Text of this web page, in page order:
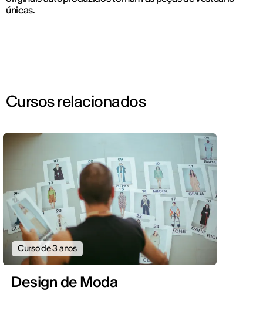
únicas.
Cursos relacionados
Curso de 3 anos
Design de Moda